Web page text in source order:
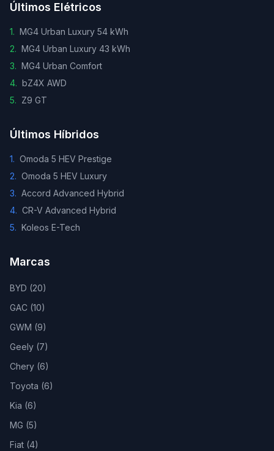
Últimos Elétricos
1. MG4 Urban Luxury 54 kWh
2. MG4 Urban Luxury 43 kWh
3. MG4 Urban Comfort
4. bZ4X AWD
5. Z9 GT
Últimos Híbridos
1. Omoda 5 HEV Prestige
2. Omoda 5 HEV Luxury
3. Accord Advanced Hybrid
4. CR-V Advanced Hybrid
5. Koleos E-Tech
Marcas
BYD (20)
GAC (10)
GWM (9)
Geely (7)
Chery (6)
Toyota (6)
Kia (6)
MG (5)
Fiat (4)